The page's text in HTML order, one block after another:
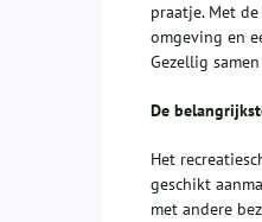
praatje. Met
omgeving en
Gezellig
De
Het
geschikt
met andere